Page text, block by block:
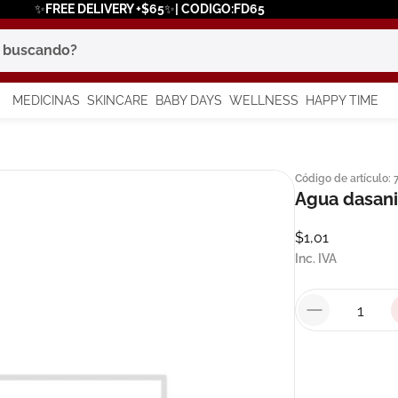
✨FREE DELIVERY +$65✨| CODIGO:FD65
MEDICINAS SKINCARE BABY DAYS WELLNESS HAPPY TIME
Código de artículo:
Agua
$1,01
Inc. IVA
más buscados